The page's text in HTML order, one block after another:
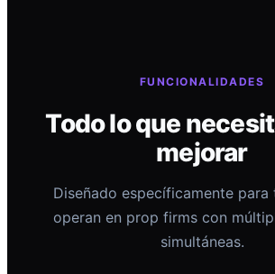
FUNCIONALIDADES
Todo lo que
mejorar
Diseñado específicamente para
operan en prop firms con
simultáneas.